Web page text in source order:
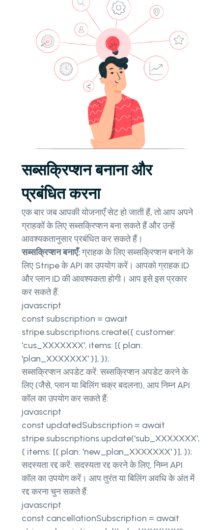
सब्सक्रिप्शन बनाना और
प्रबंधित करना
एक बार जब आपकी योजनाएँ सेट हो जाती हैं, तो आप अपने
ग्राहकों के लिए सब्सक्रिप्शन बना सकते हैं और उन्हें
आवश्यकतानुसार प्रबंधित कर सकते हैं।
सब्सक्रिप्शन बनाएँ:ग्राहक के लिए सब्सक्रिप्शन बनाने के
लिए Stripe के API का उपयोग करें। आपको ग्राहक ID
और प्लान ID की आवश्यकता होगी। आप इसे इस प्रकार
कर सकते हैं:
javascript
const subscription = await
stripe.subscriptions.create({ customer:
'cus_XXXXXXX', items: [{ plan:
'plan_XXXXXXX' }], });
सब्सक्रिप्शन अपडेट करें: सब्सक्रिप्शन अपडेट करने के
लिए (जैसे, प्लान या बिलिंग चक्र बदलना), आप निम्न API
कॉल का उपयोग कर सकते हैं:
javascript
const updatedSubscription = await
stripe.subscriptions.update('sub_XXXXXXX',
{ items: [{ plan: 'new_plan_XXXXXXX' }], });
सदस्यता रद्द करें: सदस्यता रद्द करने के लिए, निम्न API
कॉल का उपयोग करें। आप तुरंत या बिलिंग अवधि के अंत में
रद्द करना चुन सकते हैं:
javascript
const cancellationSubscription = await